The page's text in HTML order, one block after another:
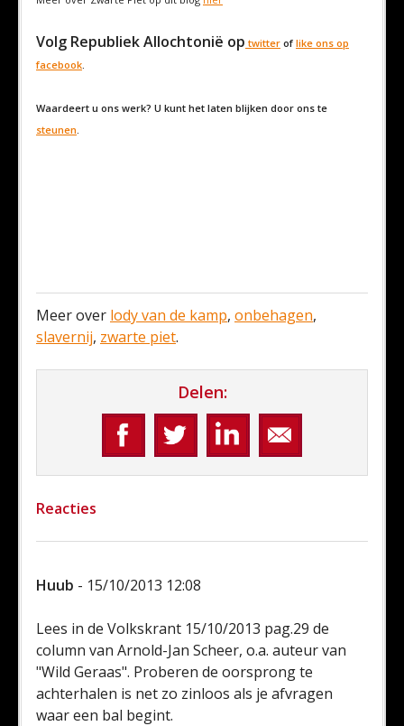
Volg Republiek Allochtonië op twitter of like ons op
facebook.
Waardeert u ons werk? U kunt het laten blijken door ons te
steunen.
Meer over lody van de kamp, onbehagen,
slavernij, zwarte piet.
Delen:
Reacties
Huub - 15/10/2013 12:08
Lees in de Volkskrant 15/10/2013 pag.29 de
column van Arnold-Jan Scheer, o.a. auteur van
"Wild Geraas". Proberen de oorsprong te
achterhalen is net zo zinloos als je afvragen
waar een bal begint.